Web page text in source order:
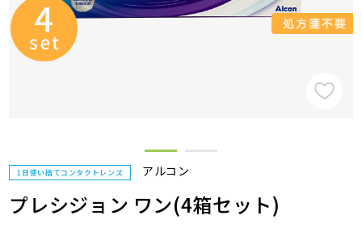
1日使い捨てコンタクトレンズ アルコン
プレシジョン ワン(4箱セット)